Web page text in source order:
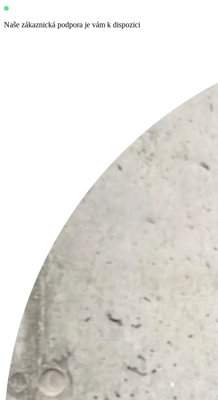
Naše zákaznická podpora je vám k dispozici